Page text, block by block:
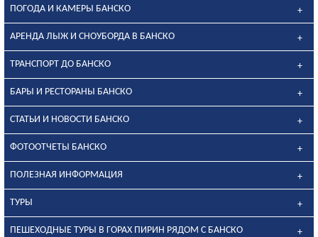
ПОГОДА И КАМЕРЫ БАНСКО
АРЕНДА ЛЫЖ И СНОУБОРДА В БАНСКО
ТРАНСПОРТ ДО БАНСКО
БАРЫ И РЕСТОРАНЫ БАНСКО
СТАТЬИ И НОВОСТИ БАНСКО
ФОТООТЧЕТЫ БАНСКО
ПОЛЕЗНАЯ ИНФОРМАЦИЯ
ТУРЫ
ПЕШЕХОДНЫЕ ТУРЫ В ГОРАХ ПИРИН РЯДОМ С БАНСКО